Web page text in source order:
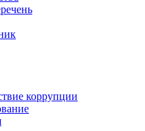
коррупции